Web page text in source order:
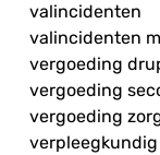
valincidenten
valincidenten
vergoeding
vergoeding
vergoeding